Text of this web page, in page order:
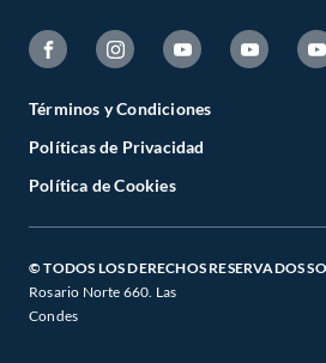
Términos y Condiciones
Políticas de Privacidad
Política de Cookies
© TODOS LOS DERECHOS RESERVADOS
Rosario Norte 660. Las
Condes